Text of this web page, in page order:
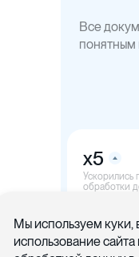
Все
x5
Ускорились
обработки
Мы используем куки,
использование